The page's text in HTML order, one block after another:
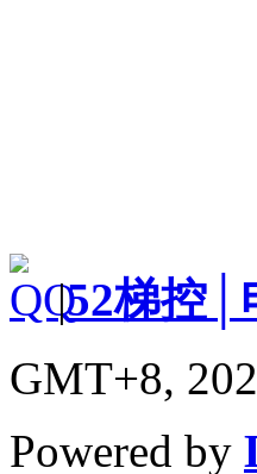
|52梯控│
GMT+8,
Powered by